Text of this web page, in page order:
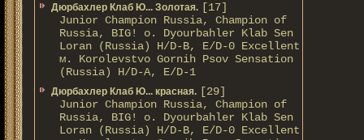
Дюрбахлер Клаб Ю... Золотая. [17]
Junior Champion Russia, Champion of
Russia, BIG! о. Dyourbahler Klab Sen
Loran (Russia) H/D-B, E/D-0 Excellent
м. Korolevstvo Gornih Psov Sensation
(Russia) H/D-A, E/D-1
Дюрбахлер Клаб Ю... красная. [29]
Junior Champion Russia, Champion of
Russia, BIG! о. Dyourbahler Klab Sen
Loran (Russia) H/D-B, E/D-0 Excellent